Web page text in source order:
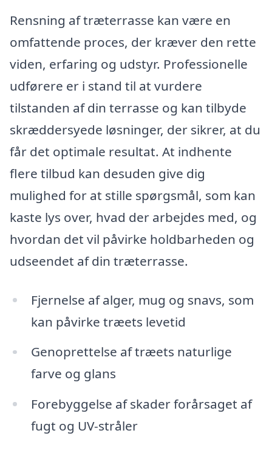
Rensning af træterrasse kan være en
omfattende proces, der kræver den rette
viden, erfaring og udstyr. Professionelle
udførere er i stand til at vurdere
tilstanden af din terrasse og kan tilbyde
skræddersyede løsninger, der sikrer, at du
får det optimale resultat. At indhente
flere tilbud kan desuden give dig
mulighed for at stille spørgsmål, som kan
kaste lys over, hvad der arbejdes med, og
hvordan det vil påvirke holdbarheden og
udseendet af din træterrasse.
Fjernelse af alger, mug og snavs, som
kan påvirke træets levetid
Genoprettelse af træets naturlige
farve og glans
Forebyggelse af skader forårsaget af
fugt og UV-stråler